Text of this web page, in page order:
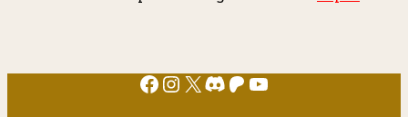
Facebook
Instagram
X Discord
Patreon
YouTube